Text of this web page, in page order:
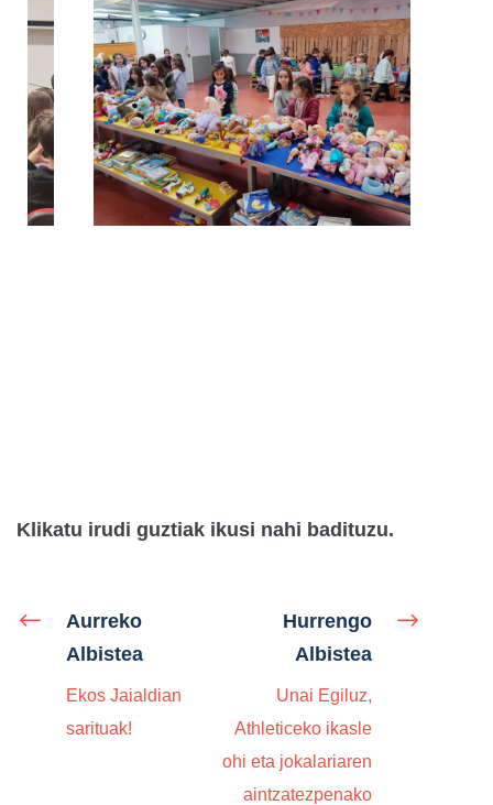
Klikatu irudi guztiak ikusi nahi badituzu.
Aurreko
Albistea
Ekos Jaialdian
sarituak!
Hurrengo
Albistea
Unai Egiluz,
Athleticeko ikasle
ohi eta jokalariaren
aintzatezpenako